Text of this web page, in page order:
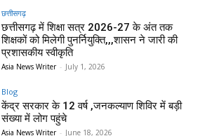
छत्तीसगढ़
छत्तीसगढ़ में शिक्षा सत्र 2026-27 के अंत तक
शिक्षकों को मिलेगी पुनर्नियुक्ति,,,शासन ने जारी की
प्रशासकीय स्वीकृति
Asia News Writer - July 1, 2026
Blog
केंद्र सरकार के 12 वर्ष ,जनकल्याण शिविर में बड़ी
संख्या में लोग पहुंचे
Asia News Writer - June 18, 2026